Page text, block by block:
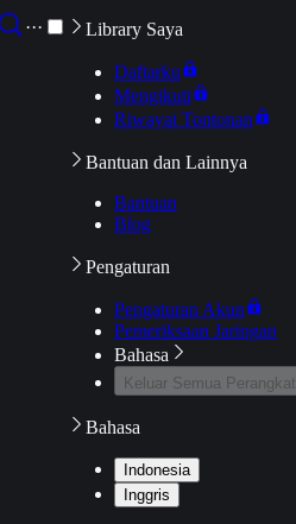
··· Library Saya
Daftarku
Mengikuti
Riwayat Tontonan
Bantuan dan Lainnya
Bantuan
Blog
Pengaturan
Pengaturan Akun
Pemeriksaan Jaringan
Bahasa
Keluar Semua Perangkat
Bahasa
Indonesia
Inggris